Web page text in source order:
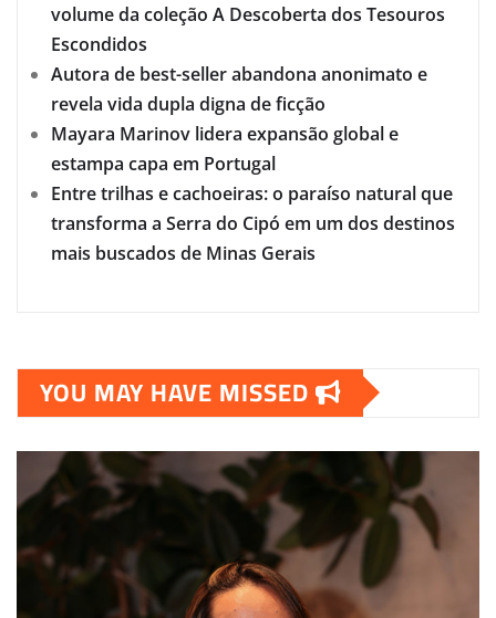
volume da coleção A Descoberta dos Tesouros
Escondidos
Autora de best-seller abandona anonimato e
revela vida dupla digna de ficção
Mayara Marinov lidera expansão global e
estampa capa em Portugal
Entre trilhas e cachoeiras: o paraíso natural que
transforma a Serra do Cipó em um dos destinos
mais buscados de Minas Gerais
YOU MAY HAVE MISSED